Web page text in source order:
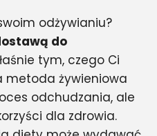
odżywianiu?
do
tym, czego Ci
metoda żywieniowa
odchudzania, ale
dla zdrowia.